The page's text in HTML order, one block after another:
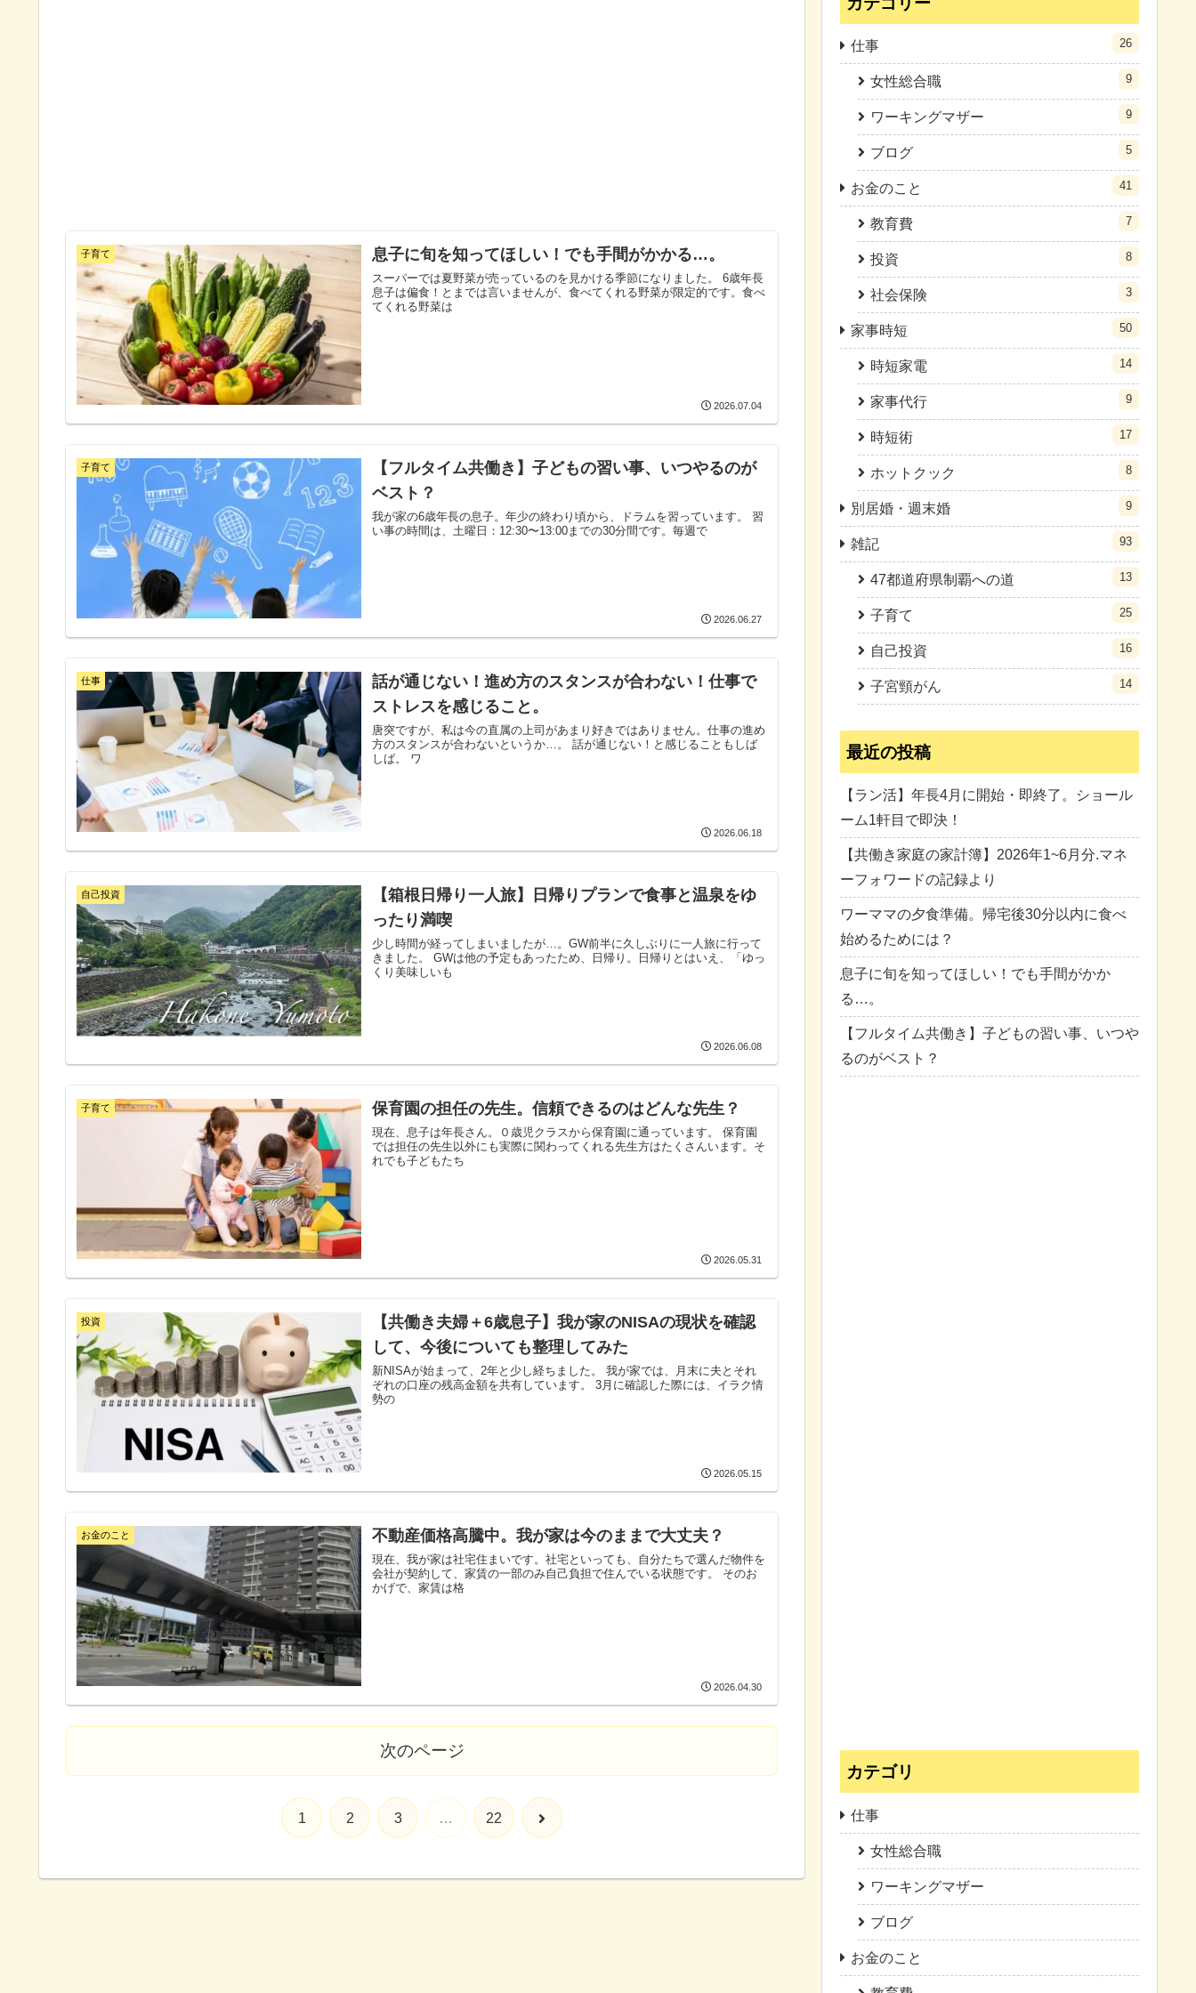
子育て 息子に旬を知ってほしい！でも手間がかかる…。
スーパーでは夏野菜が売っているのを見かける季節になりました。 6歳年長
息子は偏食！とまでは言いませんが、食べてくれる野菜が限定的です。食べ
てくれる野菜は
2026.07.04
子育て
【フルタイム共働き】子どもの習い事、いつやるのが
ベスト？
我が家の6歳年長の息子。年少の終わり頃から、ドラムを習っています。 習
い事の時間は、土曜日：12:30〜13:00までの30分間です。毎週で
2026.06.27
仕事
話が通じない！進め方のスタンスが合わない！仕事で
ストレスを感じること。
唐突ですが、私は今の直属の上司があまり好きではありません。仕事の進め
方のスタンスが合わないというか…。 話が通じない！と感じることもしば
しば。 ワ
2026.06.18
自己投資
【箱根日帰り一人旅】日帰りプランで食事と温泉をゆ
ったり満喫
少し時間が経ってしまいましたが…。GW前半に久しぶりに一人旅に行って
きました。 GWは他の予定もあったため、日帰り。日帰りとはいえ、「ゆっ
くり美味しいも
2026.06.08
子育て 保育園の担任の先生。信頼できるのはどんな先生？
現在、息子は年長さん。０歳児クラスから保育園に通っています。 保育園
では担任の先生以外にも実際に関わってくれる先生方はたくさんいます。そ
れでも子どもたち
2026.05.31
投資
【共働き夫婦＋6歳息子】我が家のNISAの現状を確認
して、今後についても整理してみた
新NISAが始まって、2年と少し経ちました。 我が家では、月末に夫とそれ
ぞれの口座の残高金額を共有しています。 3月に確認した際には、イラク情
勢の
2026.05.15
お金のこと 不動産価格高騰中。我が家は今のままで大丈夫？
現在、我が家は社宅住まいです。社宅といっても、自分たちで選んだ物件を
会社が契約して、家賃の一部のみ自己負担で住んでいる状態です。 そのお
かげで、家賃は格
2026.04.30
次のページ
1 2 3 … 22
仕事 26
女性総合職 9
ワーキングマザー 9
ブログ 5
お金のこと 41
教育費 7
投資 8
社会保険 3
家事時短 50
時短家電 14
家事代行 9
時短術 17
ホットクック 8
別居婚・週末婚 9
雑記 93
47都道府県制覇への道 13
子育て 25
自己投資 16
子宮頸がん 14
最近の投稿
【ラン活】年長4月に開始・即終了。ショール
ーム1軒目で即決！
【共働き家庭の家計簿】2026年1~6月分.マネ
ーフォワードの記録より
ワーママの夕食準備。帰宅後30分以内に食べ
始めるためには？
息子に旬を知ってほしい！でも手間がかか
る…。
【フルタイム共働き】子どもの習い事、いつや
るのがベスト？
カテゴリ
仕事
女性総合職
ワーキングマザー
ブログ
お金のこと